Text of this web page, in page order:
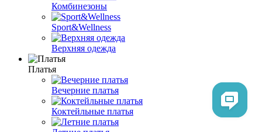
Комбинезоны
Sport&Wellness
Верхняя одежда
Платья
Вечерние платья
Коктейльные платья